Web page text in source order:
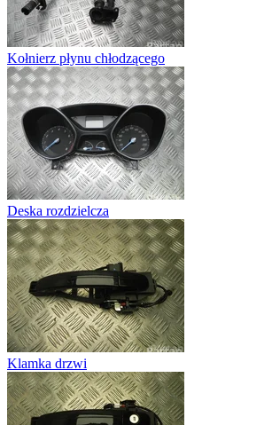
Kołnierz płynu chłodzącego
Deska rozdzielcza
Klamka drzwi